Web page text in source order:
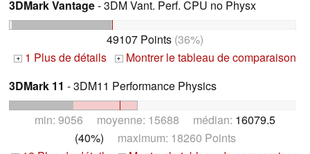
3DMark Vantage- 3DM Vant. Perf. CPU no Physx
49107 Points (36%)
+ 1 Plus de détails + Montrer le tableau de comparaison
3DMark 11 - 3DM11 Performance Physics
min: 9056 moyenne: 15688 médian: 16079.5
(40%) maximum: 18260 Points